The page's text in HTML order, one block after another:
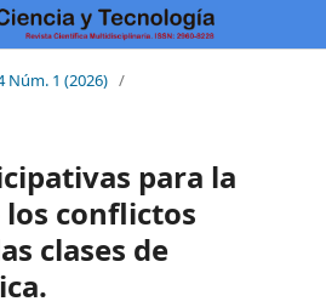
Núm. 1 (2026) /
para la
conflictos
clases de